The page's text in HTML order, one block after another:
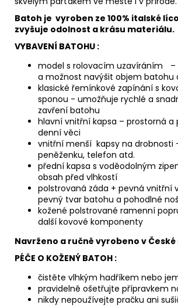
Batoh je vyroben ze 100% italské
zvyšuje odolnost a krásu materiálu.
VYBAVENÍ BATOHU :
model s rolovacím uzavíráním
–
a možnost navýšit objem batohu
klasické řemínkové zapínání s
sponou - umožňuje rychlé a
zavření batohu
hlavní vnitřní kapsa – prostorná a
denní věci
vnitřní menší kapsy na drobnosti
peněženku, telefon atd.
přední kapsa s voděodolným
obsah před vlhkostí
polstrovaná záda + pevná vnitřní
pevný tvar batohu a pohodlné
kožené polstrované ramenní
další kovové komponenty
Navrženo a ručně vyrobeno v
PÉČE O KOŽENÝ BATOH :
čistěte vlhkým hadříkem nebo
pravidelně ošetřujte přípravkem
nikdy nepoužívejte pračku ani